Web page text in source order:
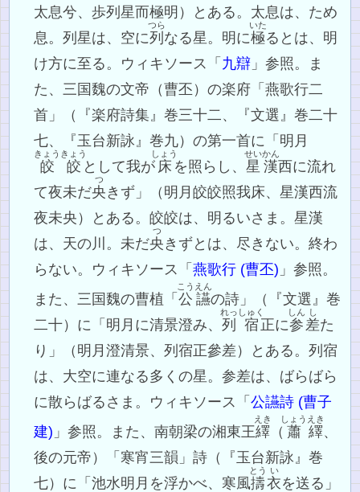
太息兮、歩列星而極明）とある。太息は、ため
息。列星は、空に列
つら
なる星。明に極
いた
るとは、明
け方に至る。ウィキソース「 九辯 」参照。ま
た、三国魏の文帝（曹丕）の楽府「燕歌行二
首」（『楽府詩集』巻三十二、『文選』巻二十
七、『玉台新詠』巻九）の第一首に「明月
皎皎
きょうきょう
として我が 床
しょう
を照らし、星漢
せいかん
西に流れ
て夜未だ央
つ
きず」（明月皎皎照我床、星漢西流
夜未央）とある。皎皎は、明るいさま。星漢
は、天の川。未だ央
つ
きずとは、尽きない。終わ
らない。ウィキソース「燕歌行 (曹丕) 」参照。
また、三国魏の曹植「公讌
こうえん
の詩」（『文選』巻
二十）に「明月に清景澄み、列
れっ
宿
しゅく
正に参
しん
差
し
た
り」（明月澄清景、列宿正參差）とある。列宿
は、大空に連なる多くの星。参差は、ばらばら
に散らばるさま。ウィキソース「公讌詩 (曹子
建) 」参照。また、南朝梁の湘東王繹
えき
（ 蕭
しょう
繹
えき
、
後の元帝）「寒宵三韻」詩（『玉台新詠』巻
七）に「池水明月を浮かべ、寒風擣
とう
衣
い
を送る」